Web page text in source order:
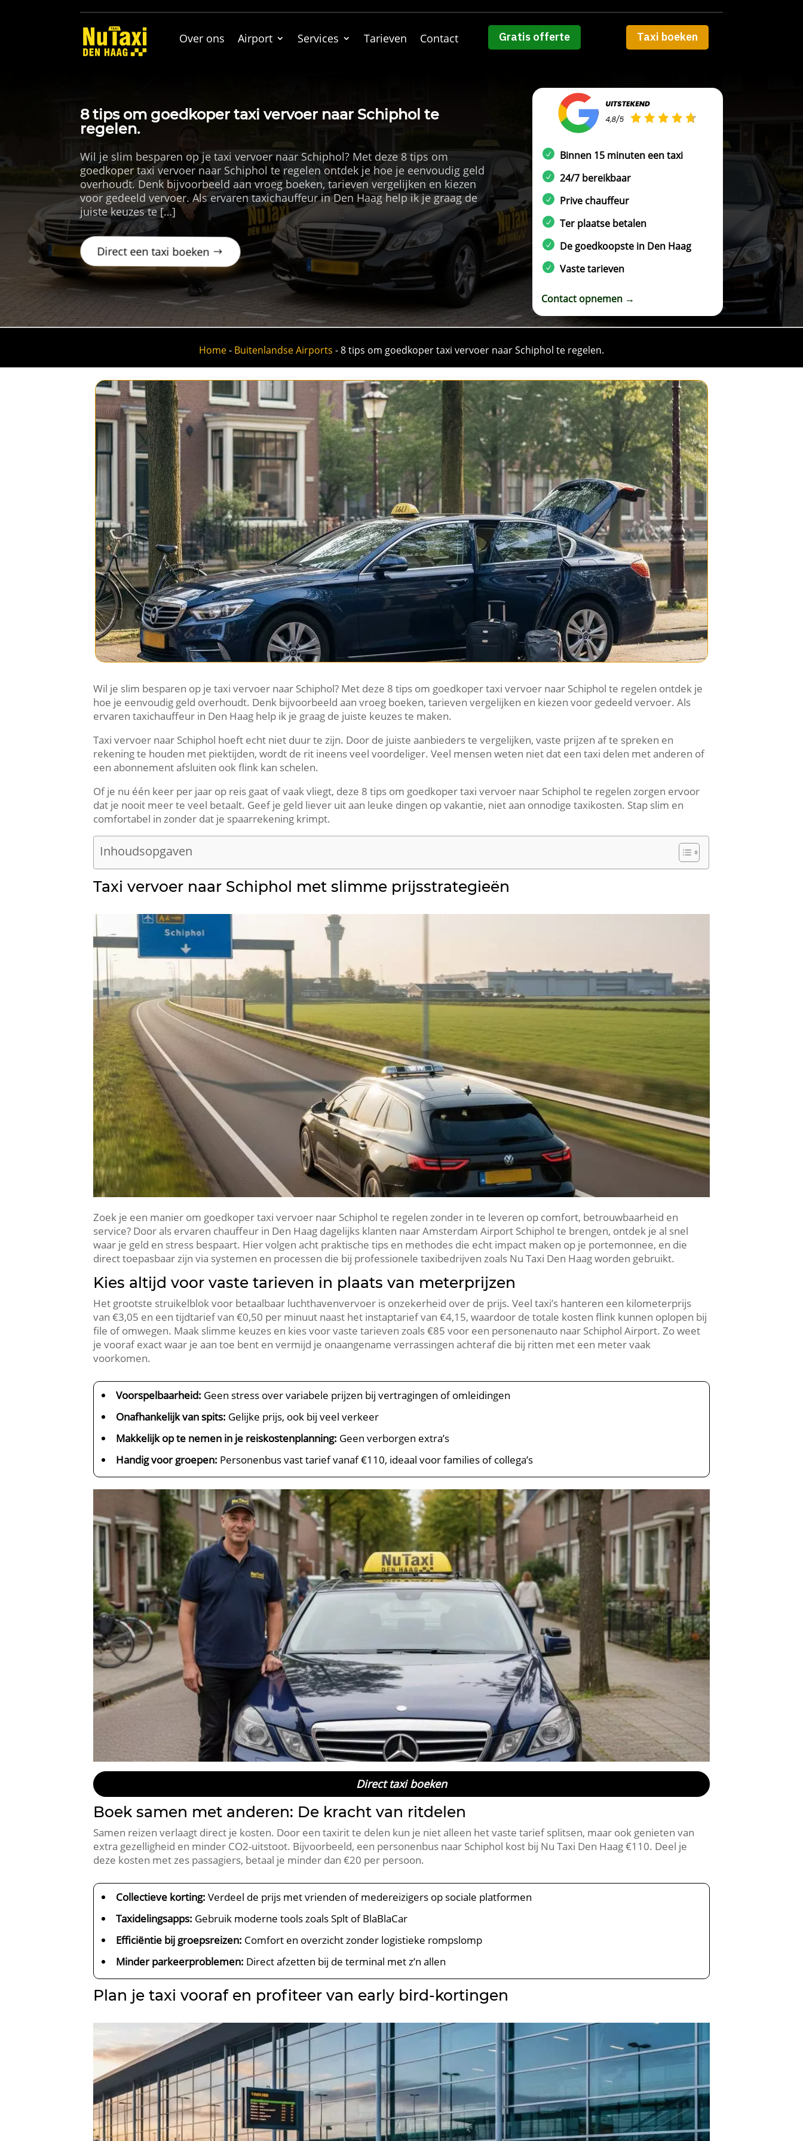
Over ons Airport Services Tarieven Contact Gratis offerte Taxi boeken
8 tips om goedkoper taxi vervoer naar Schiphol te
regelen.
Wil je slim besparen op je taxi vervoer naar Schiphol? Met deze 8 tips om
goedkoper taxi vervoer naar Schiphol te regelen ontdek je hoe je eenvoudig geld
overhoudt. Denk bijvoorbeeld aan vroeg boeken, tarieven vergelijken en kiezen
voor gedeeld vervoer. Als ervaren taxichauffeur in Den Haag help ik je graag de
juiste keuzes te […]
Direct een taxi boeken
Binnen 15 minuten een taxi
24/7 bereikbaar
Prive chauffeur
Ter plaatse betalen
De goedkoopste in Den Haag
Vaste tarieven
Contact opnemen →
Home- Buitenlandse Airports -8 tips om goedkoper taxi vervoer naar Schiphol te regelen.
Wil je slim besparen op je taxi vervoer naar Schiphol? Met deze 8 tips om goedkoper taxi vervoer naar Schiphol te regelen ontdek je
hoe je eenvoudig geld overhoudt. Denk bijvoorbeeld aan vroeg boeken, tarieven vergelijken en kiezen voor gedeeld vervoer. Als
ervaren taxichauffeur in Den Haag help ik je graag de juiste keuzes te maken.
Taxi vervoer naar Schiphol hoeft echt niet duur te zijn. Door de juiste aanbieders te vergelijken, vaste prijzen af te spreken en
rekening te houden met piektijden, wordt de rit ineens veel voordeliger. Veel mensen weten niet dat een taxi delen met anderen of
een abonnement afsluiten ook flink kan schelen.
Of je nu één keer per jaar op reis gaat of vaak vliegt, deze 8 tips om goedkoper taxi vervoer naar Schiphol te regelen zorgen ervoor
dat je nooit meer te veel betaalt. Geef je geld liever uit aan leuke dingen op vakantie, niet aan onnodige taxikosten. Stap slim en
comfortabel in zonder dat je spaarrekening krimpt.
Inhoudsopgaven
Taxi vervoer naar Schiphol met slimme prijsstrategieën
Zoek je een manier om goedkoper taxi vervoer naar Schiphol te regelen zonder in te leveren op comfort, betrouwbaarheid en
service? Door als ervaren chauffeur in Den Haag dagelijks klanten naar Amsterdam Airport Schiphol te brengen, ontdek je al snel
waar je geld en stress bespaart. Hier volgen acht praktische tips en methodes die echt impact maken op je portemonnee, en die
direct toepasbaar zijn via systemen en processen die bij professionele taxibedrijven zoals Nu Taxi Den Haag worden gebruikt.
Kies altijd voor vaste tarieven in plaats van meterprijzen
Het grootste struikelblok voor betaalbaar luchthavenvervoer is onzekerheid over de prijs. Veel taxi’s hanteren een kilometerprijs
van €3,05 en een tijdtarief van €0,50 per minuut naast het instaptarief van €4,15, waardoor de totale kosten flink kunnen oplopen bij
file of omwegen. Maak slimme keuzes en kies voor vaste tarieven zoals €85 voor een personenauto naar Schiphol Airport. Zo weet
je vooraf exact waar je aan toe bent en vermijd je onaangename verrassingen achteraf die bij ritten met een meter vaak
voorkomen.
Voorspelbaarheid: Geen stress over variabele prijzen bij vertragingen of omleidingen
Onafhankelijk van spits: Gelijke prijs, ook bij veel verkeer
Makkelijk op te nemen in je reiskostenplanning: Geen verborgen extra’s
Handig voor groepen: Personenbus vast tarief vanaf €110, ideaal voor families of collega’s
Direct taxi boeken
Boek samen met anderen: De kracht van ritdelen
Samen reizen verlaagt direct je kosten. Door een taxirit te delen kun je niet alleen het vaste tarief splitsen, maar ook genieten van
extra gezelligheid en minder CO2-uitstoot. Bijvoorbeeld, een personenbus naar Schiphol kost bij Nu Taxi Den Haag €110. Deel je
deze kosten met zes passagiers, betaal je minder dan €20 per persoon.
Collectieve korting: Verdeel de prijs met vrienden of medereizigers op sociale platformen
Taxidelingsapps: Gebruik moderne tools zoals Splt of BlaBlaCar
Efficiëntie bij groepsreizen: Comfort en overzicht zonder logistieke rompslomp
Minder parkeerproblemen: Direct afzetten bij de terminal met z’n allen
Plan je taxi vooraf en profiteer van early bird-kortingen